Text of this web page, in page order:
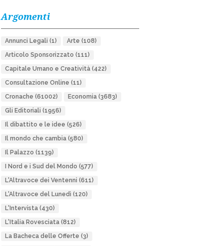
Argomenti
Annunci Legali (1) Arte (108)
Articolo Sponsorizzato (111)
Capitale Umano e Creatività(422)
Consultazione Online (11)
Cronache (61002) Economia(3683)
Gli Editoriali (1956)
Il dibattito e le idee (526)
Il mondo che cambia(580)
Il Palazzo (1139)
I Nord e i Sud del Mondo (577)
L'Altravoce dei Ventenni (611)
L'Altravoce del Lunedì (120)
L'Intervista(430)
L'Italia Rovesciata(812)
La Bacheca delle Offerte (3)